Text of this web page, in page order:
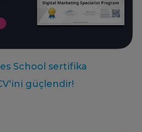
School sertifika
güçlendir!